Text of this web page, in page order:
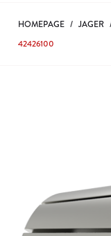
HOMEPAGE / JAGER
42426100